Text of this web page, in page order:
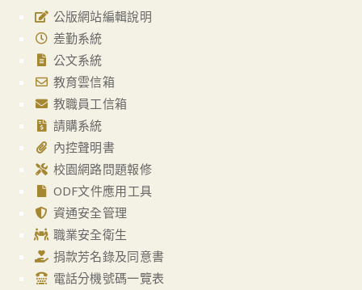
公版網站編輯說明
差勤系統
公文系統
教育雲信箱
教職員工信箱
請購系統
內控聲明書
校園網路問題報修
ODF文件應用工具
資通安全管理
職業安全衛生
捐款芳名錄及同意書
電話分機號碼一覽表